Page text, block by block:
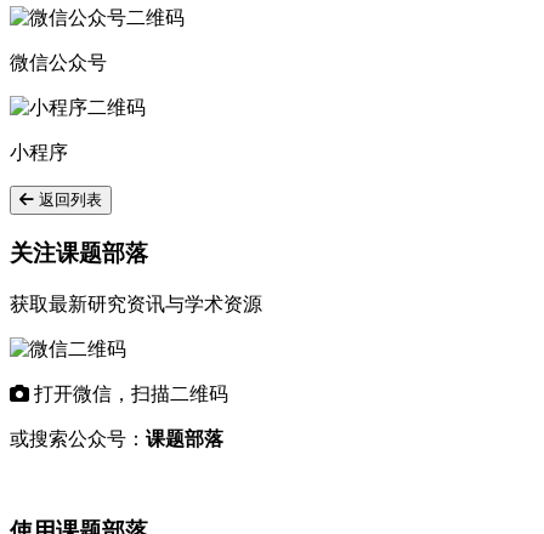
微信公众号
小程序
返回列表
关注课题部落
获取最新研究资讯与学术资源
打开微信，扫描二维码
或搜索公众号： 课题部落